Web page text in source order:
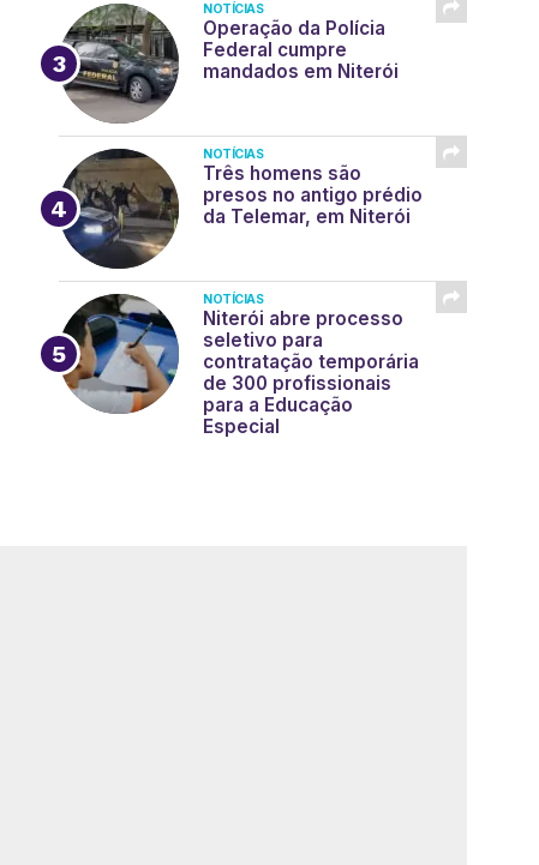
NOTÍCIAS
Operação da Polícia
Federal cumpre
mandados em Niterói
NOTÍCIAS
Três homens são
presos no antigo prédio
da Telemar, em Niterói
NOTÍCIAS
Niterói abre processo
seletivo para
contratação temporária
de 300 profissionais
para a Educação
Especial